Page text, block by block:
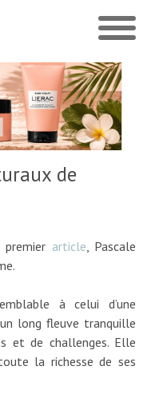
de
article, Pascale
à celui d’une
long fleuve tranquille
et de challenges. Elle
la richesse de ses